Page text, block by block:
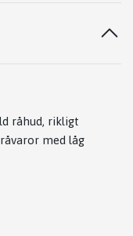
råhud, rikligt
med låg